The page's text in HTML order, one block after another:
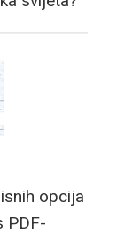
opcija
PDF-